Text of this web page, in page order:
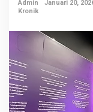
R
s
u
l
l
a
Admin
Januari 20,
Kronik